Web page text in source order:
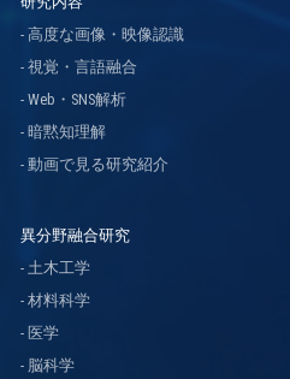
高度な画像・映像認識
視覚・言語融合
Web・SNS解析
暗黙知理解
動画で見る研究紹介
異分野融合研究
土木工学
材料科学
医学
脳科学